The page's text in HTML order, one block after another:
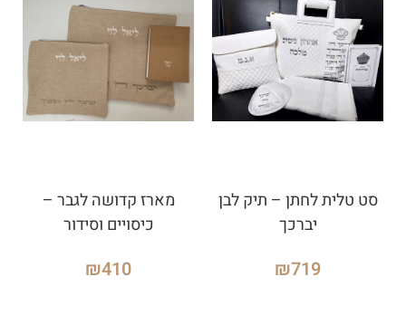
סט טלית לחתן – תיק לבן
יברכך
₪719
מארז קדושה לגבר –
כיסויים וסידור
₪410